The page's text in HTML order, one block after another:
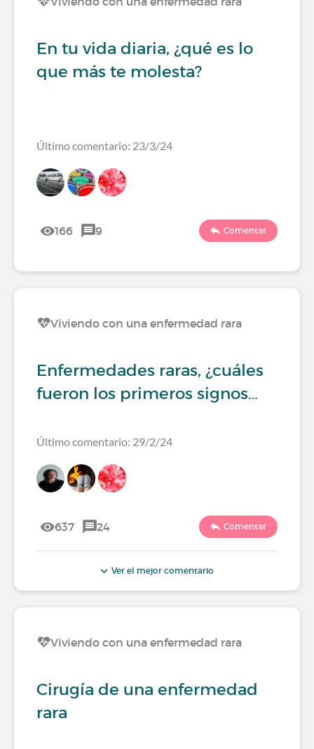
En tu vida diaria, ¿qué es lo
que más te molesta?
Último comentario: 23/3/24
166 9 Comentar
Viviendo con una enfermedad rara
Enfermedades raras, ¿cuáles
fueron los primeros signos…
Último comentario: 29/2/24
637 24 Comentar
Ver el mejor comentario
Viviendo con una enfermedad rara
Cirugía de una enfermedad
rara